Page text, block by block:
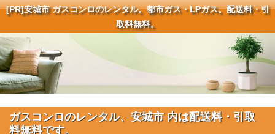
[PR]安城市 ガスコンロのレンタル。都市ガス・LPガス。配送料・引
取料無料。
ガスコンロのレンタル、安城市 内は配送料・引取
料無料です。